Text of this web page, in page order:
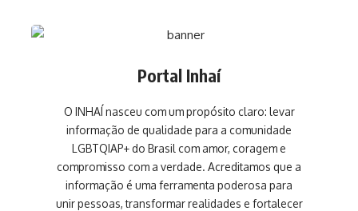
Portal Inhaí
O INHAÍ nasceu com um propósito claro: levar
informação de qualidade para a comunidade
LGBTQIAP+ do Brasil com amor, coragem e
compromisso com a verdade. Acreditamos que a
informação é uma ferramenta poderosa para
unir pessoas, transformar realidades e fortalecer